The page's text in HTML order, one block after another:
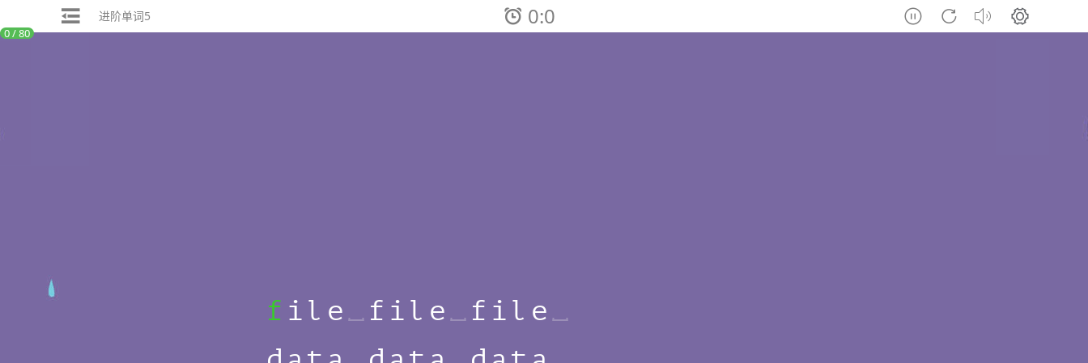
进阶单词5 0:0
0 / 80
f il e f il e f il e